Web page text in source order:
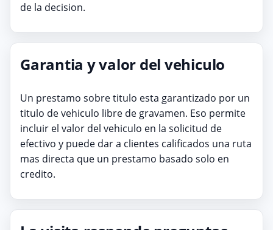
de la decision.
Garantia y valor del vehiculo
Un prestamo sobre titulo esta garantizado por un
titulo de vehiculo libre de gravamen. Eso permite
incluir el valor del vehiculo en la solicitud de
efectivo y puede dar a clientes calificados una ruta
mas directa que un prestamo basado solo en
credito.